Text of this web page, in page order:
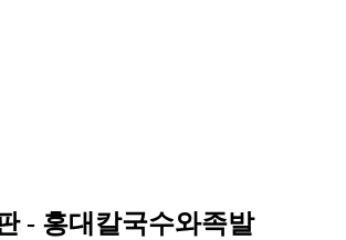
- 홍대칼국수와족발